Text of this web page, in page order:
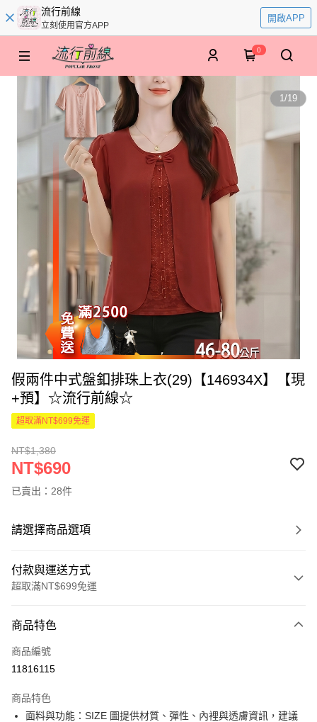
流行前線
立刻使用官方APP
開啟APP
0
1/19
假兩件中式盤釦排珠上衣(29)【146934X】【現
+預】☆流行前線☆
超取滿NT$699免運
NT$1,380
NT$690
已賣出：28件
請選擇商品選項
付款與運送方式
超取滿NT$699免運
信用卡一次付款
超商取貨付款
Apple Pay
商品特色
商品編號
11816115
商品特色
面料與功能：SIZE 圖提供材質、彈性、內裡與透膚資訊，建議